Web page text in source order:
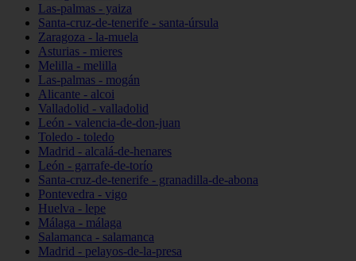
Las-palmas - yaiza
Santa-cruz-de-tenerife - santa-úrsula
Zaragoza - la-muela
Asturias - mieres
Melilla - melilla
Las-palmas - mogán
Alicante - alcoi
Valladolid - valladolid
León - valencia-de-don-juan
Toledo - toledo
Madrid - alcalá-de-henares
León - garrafe-de-torío
Santa-cruz-de-tenerife - granadilla-de-abona
Pontevedra - vigo
Huelva - lepe
Málaga - málaga
Salamanca - salamanca
Madrid - pelayos-de-la-presa